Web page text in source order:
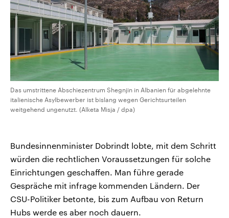
Das umstrittene Abschiezentrum Shegnjin in Albanien für abgelehnte
italienische Asylbewerber ist bislang wegen Gerichtsurteilen
weitgehend ungenutzt. (Alketa Misja / dpa)
Bundesinnenminister Dobrindt lobte, mit dem Schritt
würden die rechtlichen Voraussetzungen für solche
Einrichtungen geschaffen. Man führe gerade
Gespräche mit infrage kommenden Ländern. Der
CSU-Politiker betonte, bis zum Aufbau von Return
Hubs werde es aber noch dauern.